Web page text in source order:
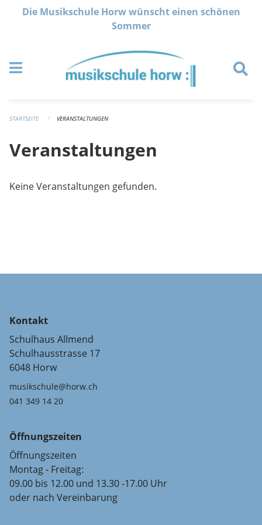
Navigation überspringen
Die Musikschule Horw wünscht einen schönen
Sommer
STARTSEITE VERANSTALTUNGEN
Veranstaltungen
Keine Veranstaltungen gefunden.
Kontakt
Schulhaus Allmend
Schulhausstrasse 17
6048 Horw
musikschule@horw.ch
041 349 14 20
Öffnungszeiten
Öffnungszeiten
Montag - Freitag:
09.00 bis 12.00 und 13.30 -17.00 Uhr
oder nach Vereinbarung